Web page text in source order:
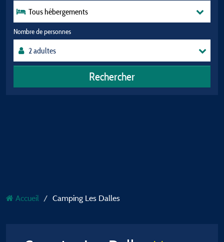
Tous hébergements
Nombre de personnes
Rechercher
Accueil Camping Les Dalles